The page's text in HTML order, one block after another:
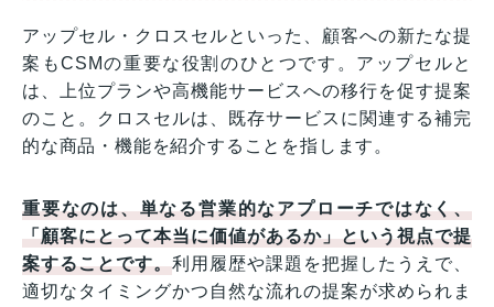
アップセル・クロスセルといった、顧客への新たな提
案もCSMの重要な役割のひとつです。アップセルと
は、上位プランや高機能サービスへの移行を促す提案
のこと。クロスセルは、既存サービスに関連する補完
的な商品・機能を紹介することを指します。
重要なのは、単なる営業的なアプローチではなく、
「顧客にとって本当に価値があるか」という視点で提
案することです。利用履歴や課題を把握したうえで、
適切なタイミングかつ自然な流れの提案が求められま